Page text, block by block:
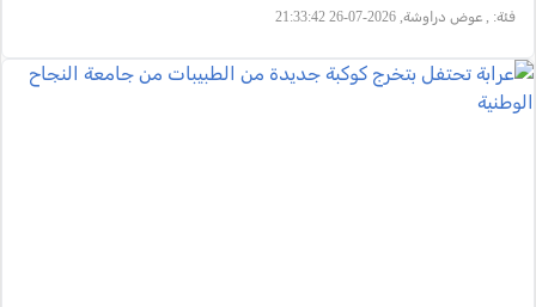
فئة: , عوض دراوشة, 2026-07-26 21:33:42